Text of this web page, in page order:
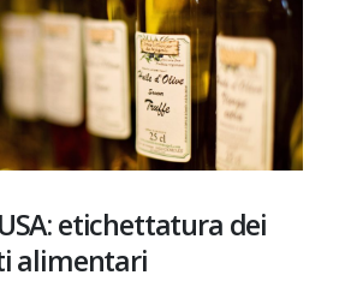
etichettatura dei
alimentari